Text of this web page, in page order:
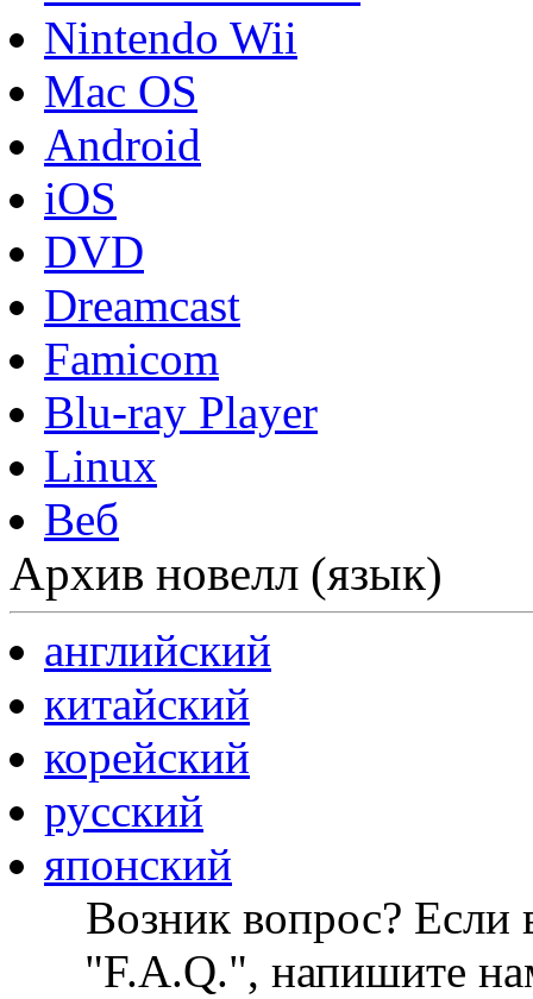
Nintendo Wii
Mac OS
Android
iOS
DVD
Dreamcast
Famicom
Blu-ray Player
Linux
Веб
Архив новелл (язык)
английский
китайский
корейский
русский
японский
Возник вопрос? Если
"F.A.Q.", напишите